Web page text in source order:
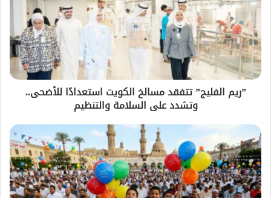
”ريم الفليج” تتفقد مسالخ الكويت استعدادًا للأضحى..
وتشدد على السلامة والتنظيم